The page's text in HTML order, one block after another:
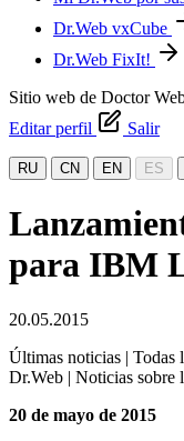
Dr.Web vxCube
Dr.Web FixIt!
Sitio web de Doctor
Editar perfil
Salir
RU CN EN ES
para IBM
20.05.2015
Últimas noticias | Todas
Dr.Web | Noticias sobre
20 de mayo de 2015